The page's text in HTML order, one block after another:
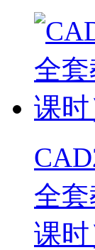
全
课时